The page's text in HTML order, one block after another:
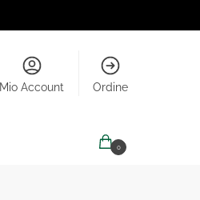
Mio Account Ordine
0